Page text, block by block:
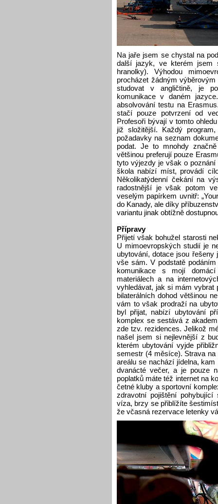
Na jaře jsem se chystal na
další jazyk, ve kterém jsem
hranolky). Výhodou
procházet žádným
studovat v angličtině, je
komunikace v daném
absolvování testu na
stačí pouze potvrzení od
Profesoři bývají v tomto
již složitější. Každý
požadavky na seznam
podat. Je to mnohdy
většinou preferují pouze
tyto výjezdy je však o
škola nabízí míst, provádí
Několikatýdenní čekání na
radostnější je však potom
veselým papírkem uvnitř:
do Kanady, ale díky
variantu jinak obtížně
Přípravy
Přijetí však bohužel starosti
U mimoevropských studií je
ubytování, dotace jsou
vše sám. V podstatě
komunikace s mojí
materiálech a na
vyhledávat, jak si mám vybrat
bilaterálních dohod většinou
vám to však prodraží na
byl přijat, nabízí ubytování
komplex se sestává z
zde tzv. rezidences. Jelikož
našel jsem si nejlevnější z
kterém ubytování vyjde
semestr (4 měsíce). Strava na
areálu se nachází jídelna,
dvanácté večer, a je pouze
poplatků máte též internet na
četné kluby a sportovní
zdravotní pojištění
víza, brzy se přiblížíte
že včasná rezervace letenky